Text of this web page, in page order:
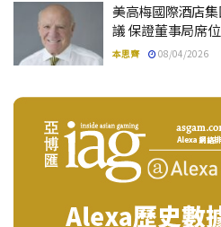
美高梅國際酒店
議 保證董事局席位
本思齊 08/04/2026